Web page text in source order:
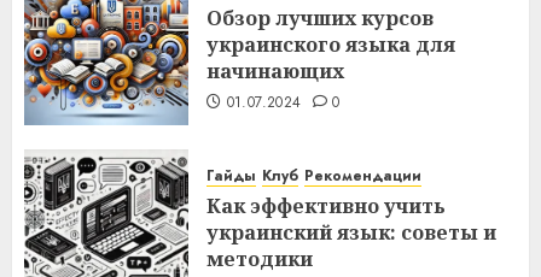
Обзор лучших курсов
украинского языка для
начинающих
01.07.2024 0
Гайды Клуб Рекомендации
Как эффективно учить
украинский язык: советы и
методики